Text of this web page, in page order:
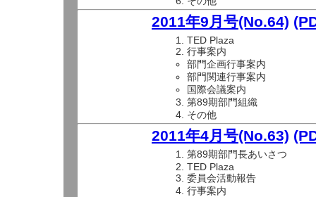
2011年9月号(No.64)
TED Plaza
行事案内
部門企画行事案内
部門関連行事案内
国際会議案内
第89期部門組織
その他
2011年4月号(No.63)
第89期部門長あいさつ
TED Plaza
委員会活動報告
行事案内